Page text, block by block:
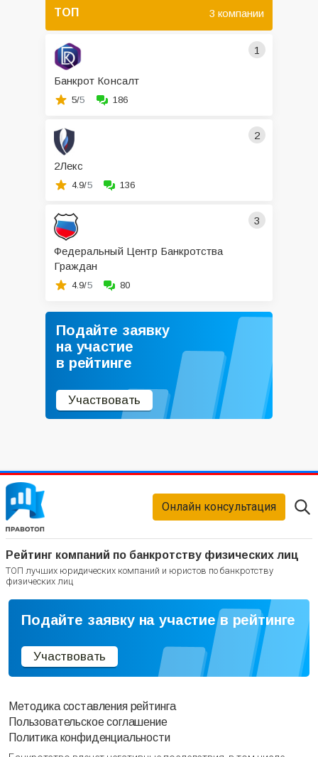
ТОП 3 компании
1
Банкрот Консалт
5/5 186
2
2Лекс
4.9/5 136
3
Федеральный Центр Банкротства
Граждан
4.9/5 80
Подайте заявку
на участие
в рейтинге
Участвовать
Рейтинг компаний по банкротству физических лиц
ТОП лучших юридических компаний и юристов по банкротству
физических лиц
Онлайн консультация
Подайте заявку на участие в рейтинге
Участвовать
Методика составления рейтинга
Пользовательское соглашение
Политика конфиденциальности